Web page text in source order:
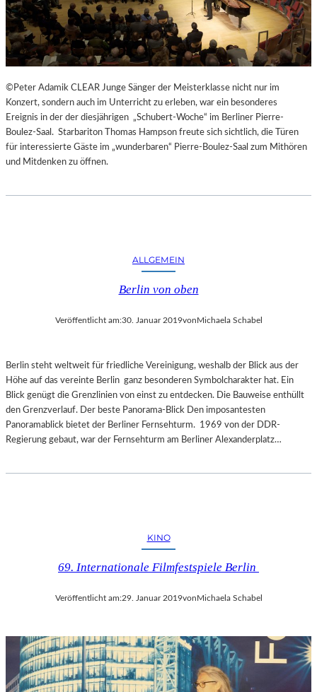
©Peter Adamik CLEAR Junge Sänger der Meisterklasse nicht nur im
Konzert, sondern auch im Unterricht zu erleben, war ein besonderes
Ereignis in der der diesjährigen „Schubert-Woche“ im Berliner Pierre-
Boulez-Saal. Starbariton Thomas Hampson freute sich sichtlich, die Türen
für interessierte Gäste im „wunderbaren“ Pierre-Boulez-Saal zum Mithören
und Mitdenken zu öffnen.
ALLGEMEIN
Berlin von oben
Veröffentlicht am:30. Januar 2019vonMichaela Schabel
Berlin steht weltweit für friedliche Vereinigung, weshalb der Blick aus der
Höhe auf das vereinte Berlin ganz besonderen Symbolcharakter hat. Ein
Blick genügt die Grenzlinien von einst zu entdecken. Die Bauweise enthüllt
den Grenzverlauf. Der beste Panorama-Blick Den imposantesten
Panoramablick bietet der Berliner Fernsehturm. 1969 von der DDR-
Regierung gebaut, war der Fernsehturm am Berliner Alexanderplatz…
KINO
69. Internationale Filmfestspiele Berlin
Veröffentlicht am:29. Januar 2019vonMichaela Schabel